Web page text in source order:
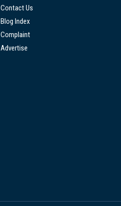
Contact Us
Blog Index
Complaint
Advertise